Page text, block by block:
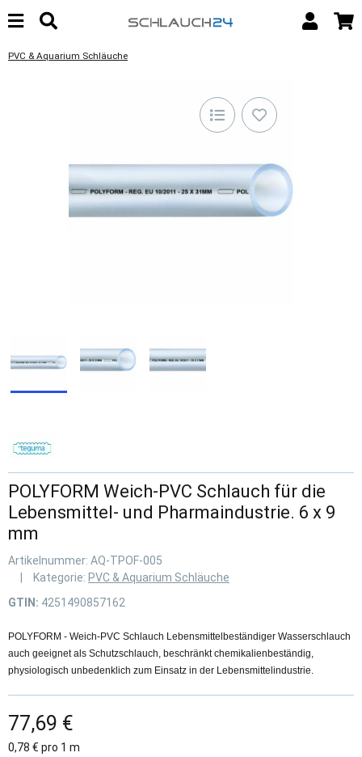
PVC & Aquarium Schläuche
POLYFORM Weich-PVC Schlauch für die
Lebensmittel- und Pharmaindustrie. 6 x 9
mm
Artikelnummer: AQ-TPOF-005
Kategorie: PVC & Aquarium Schläuche
GTIN: 4251490857162
POLYFORM - Weich-PVC Schlauch Lebensmittelbeständiger Wasserschlauch
auch geeignet als Schutzschlauch, beschränkt chemikalienbeständig,
physiologisch unbedenklich zum Einsatz in der Lebensmittelindustrie.
77,69 €
0,78 € pro 1 m